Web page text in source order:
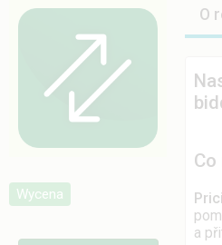
HU
Wycena
O
a